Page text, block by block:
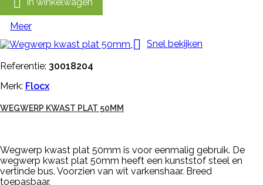
Meer
 Snel bekijken
Referentie: 30018204
Merk: Flocx
WEGWERP KWAST PLAT 50MM
Wegwerp kwast plat 50mm is voor eenmalig gebruik. De
wegwerp kwast plat 50mm heeft een kunststof steel en
vertinde bus. Voorzien van wit varkenshaar. Breed
toepasbaar.